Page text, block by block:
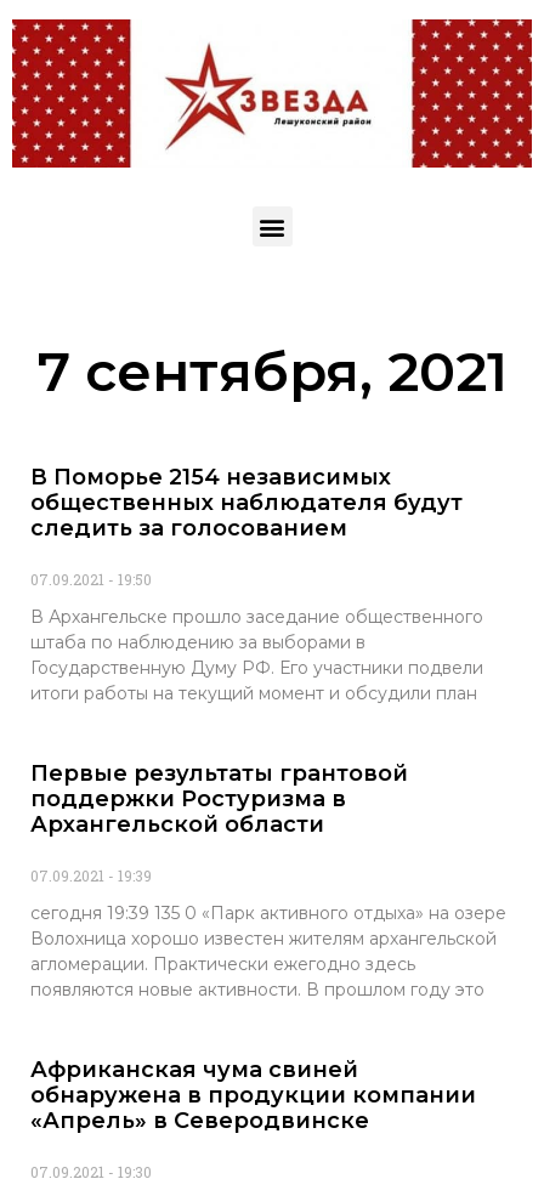
7 сентября, 2021
В Поморье 2154 независимых
общественных наблюдателя будут
следить за голосованием
07.09.2021 19:50
В Архангельске прошло заседание общественного
штаба по наблюдению за выборами в
Государственную Думу РФ. Его участники подвели
итоги работы на текущий момент и обсудили план
Первые результаты грантовой
поддержки Ростуризма в
Архангельской области
07.09.2021 19:39
сегодня 19:39 135 0 «Парк активного отдыха» на озере
Волохница хорошо известен жителям архангельской
агломерации. Практически ежегодно здесь
появляются новые активности. В прошлом году это
Африканская чума свиней
обнаружена в продукции компании
«Апрель» в Северодвинске
07.09.2021 19:30